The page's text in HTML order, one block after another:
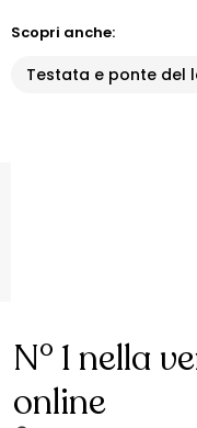
Scopri anche:
Testata e ponte del
N° 1 nella
online